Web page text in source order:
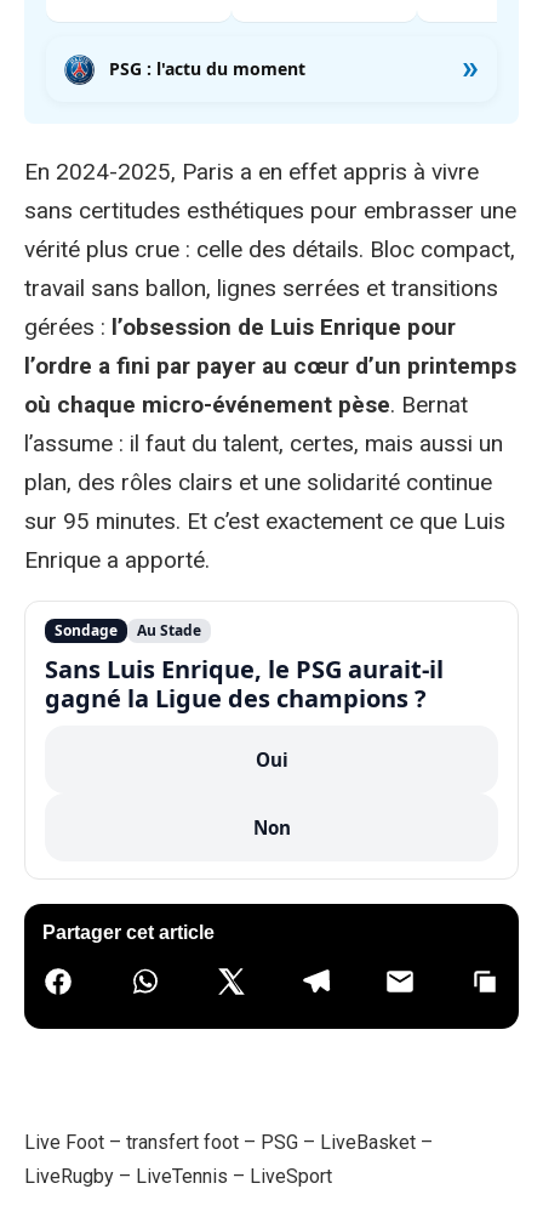
PSG : l'actu du moment »
En 2024-2025, Paris a en effet appris à vivre
sans certitudes esthétiques pour embrasser une
vérité plus crue : celle des détails. Bloc compact,
travail sans ballon, lignes serrées et transitions
gérées : l’obsession de Luis Enrique pour
l’ordre a fini par payer au cœur d’un printemps
où chaque micro-événement pèse. Bernat
l’assume : il faut du talent, certes, mais aussi un
plan, des rôles clairs et une solidarité continue
sur 95 minutes. Et c’est exactement ce que Luis
Enrique a apporté.
Sondage Au Stade
Sans Luis Enrique, le PSG aurait-il
gagné la Ligue des champions ?
Oui
Non
Partager cet article
Live Foot – transfert foot – PSG – LiveBasket –
LiveRugby – LiveTennis – LiveSport